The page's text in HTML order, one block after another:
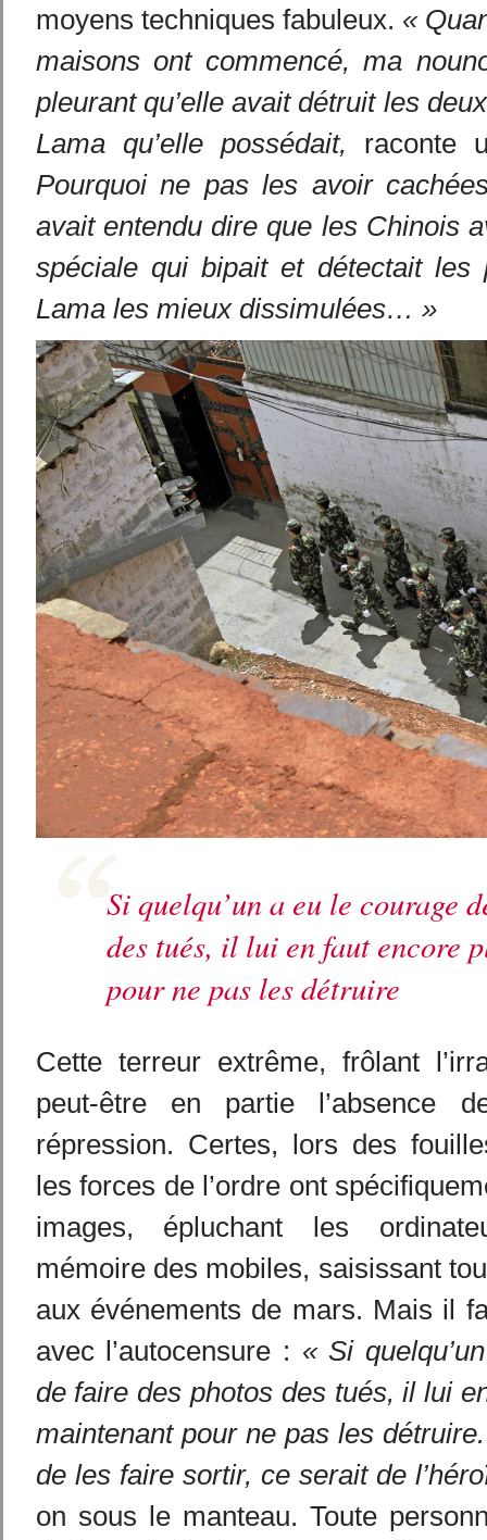
moyens techniques fabuleux. «
maisons ont commencé, ma
pleurant qu’elle avait détruit les
Lama qu’elle possédait,
raconte
Pourquoi ne pas les avoir
avait entendu dire que les Chinois
spéciale qui bipait et détectait les
Lama les mieux dissimulées… »
Si quelqu’un a eu le courage
des tués, il lui en faut encore
pour ne pas les détruire
Cette terreur extrême, frôlant
peut-être en partie l’absence
répression. Certes, lors des
les forces de l’ordre ont
images, épluchant les
mémoire des mobiles, saisissant
aux événements de mars. Mais il
avec l’autocensure : « Si
de faire des photos des tués, il lui
maintenant pour ne pas les
de les faire sortir, ce serait de
on sous le manteau. Toute